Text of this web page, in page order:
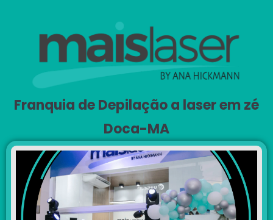
Franquia de Depilação a laser em zé
Doca-MA